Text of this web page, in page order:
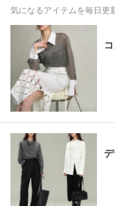
気になるアイテムを毎日更